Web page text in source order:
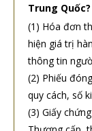
Trung Quốc?
(1) Hóa đơn
hiện giá trị
thông tin
(2) Phiếu
quy cách, số
(3) Giấy